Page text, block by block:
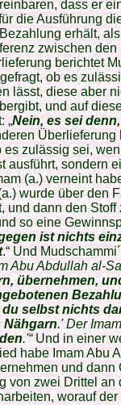
dass er
die Ausführung
erhält,
zwischen
berichtet
ob es
lässt, diese aber
und auf
„Nein, es sei
es zulässig sei,
ausführt, sondern
(a.) verneint
wurde über den
und dann den
so eine
ist nichts
.“ Und
Abu Abdullah al-
übernehmen,
selbst nichts
Nähgarn.' Der
.'“Und in einer
habe Imam Abu
und
von zwei Drittel an
worauf der